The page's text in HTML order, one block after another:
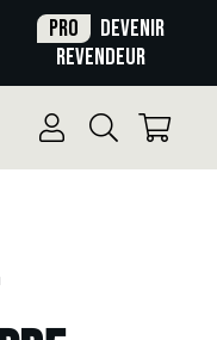
Pro
Devenir
revendeur